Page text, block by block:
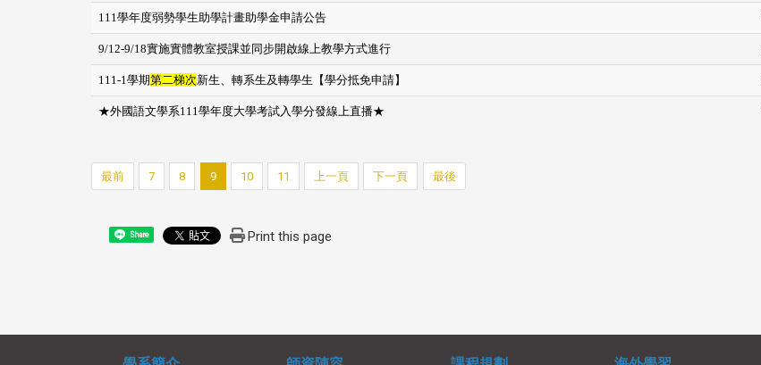
111學年度弱勢學生助學計畫助學金申請公告
9/12-9/18實施實體教室授課並同步開啟線上教學方式進行
111-1學期第二梯次新生、轉系生及轉學生【學分抵免申請】
★外國語文學系111學年度大學考試入學分發線上直播★
最前 7 8 9 10 11 上一頁 下一頁 最後
Share Print this page